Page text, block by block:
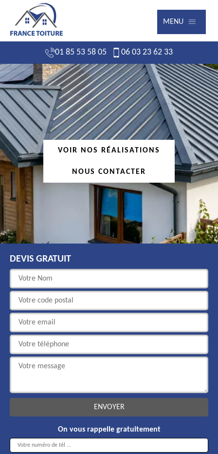
MENU
01 85 53 58 05 06 03 23 62 33
VOIR NOS RÉALISATIONS
NOUS CONTACTER
DEVIS GRATUIT
On vous rappelle gratuitement